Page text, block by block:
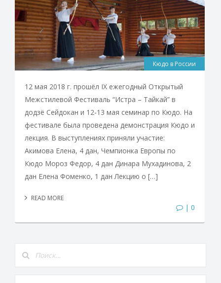
Кюдо в России
12 мая 2018 г. прошёл IX ежегодный Открытый
Межстилевой Фестиваль “Истра – Тайкай” в
додзё Сейдокан и 12-13 мая семинар по Кюдо. На
фестивале была проведена демонстрация Кюдо и
лекция. В выступлениях приняли участие:
Акимова Елена, 4 дан, Чемпионка Европы по
Кюдо Мороз Федор, 4 дан Динара Мухадинова, 2
дан Елена Фоменко, 1 дан Лекцию о […]
READ MORE
| 0